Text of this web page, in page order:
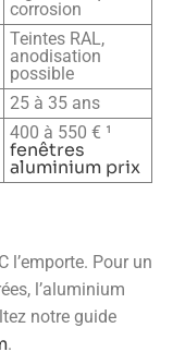
corrosion
Teintes RAL,
anodisation
possible
25 à 35 ans
400 à 550 € ¹
fenêtres
aluminium prix
l’emporte. Pour un
l’aluminium
notre guide
.